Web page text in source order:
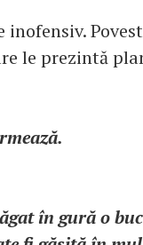
inofensiv.
le prezintă
în gură o